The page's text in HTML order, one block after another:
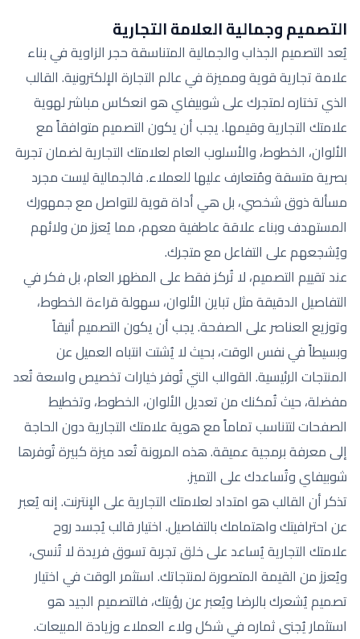
التصميم وجمالية العلامة التجارية
يُعد التصميم الجذاب والجمالية المتناسقة حجر الزاوية في بناء
علامة تجارية قوية ومميزة في عالم التجارة الإلكترونية. القالب
الذي تختاره لمتجرك على شوبيفاي هو انعكاس مباشر لهوية
علامتك التجارية وقيمها. يجب أن يكون التصميم متوافقاً مع
الألوان، الخطوط، والأسلوب العام لعلامتك التجارية لضمان تجربة
بصرية متسقة ومُتعارف عليها للعملاء. فالجمالية ليست مجرد
مسألة ذوق شخصي، بل هي أداة قوية للتواصل مع جمهورك
المستهدف وبناء علاقة عاطفية معهم، مما يُعزز من ولائهم
ويُشجعهم على التفاعل مع متجرك.
عند تقييم التصميم، لا تُركز فقط على المظهر العام، بل فكر في
التفاصيل الدقيقة مثل تباين الألوان، سهولة قراءة الخطوط،
وتوزيع العناصر على الصفحة. يجب أن يكون التصميم أنيقاً
وبسيطاً في نفس الوقت، بحيث لا يُشتت انتباه العميل عن
المنتجات الرئيسية. القوالب التي تُوفر خيارات تخصيص واسعة تُعد
مفضلة، حيث تُمكنك من تعديل الألوان، الخطوط، وتخطيط
الصفحات لتتناسب تماماً مع هوية علامتك التجارية دون الحاجة
إلى معرفة برمجية عميقة. هذه المرونة تُعد ميزة كبيرة تُوفرها
شوبيفاي وتُساعدك على التميز.
تذكر أن القالب هو امتداد لعلامتك التجارية على الإنترنت. إنه يُعبر
عن احترافيتك واهتمامك بالتفاصيل. اختيار قالب يُجسد روح
علامتك التجارية يُساعد على خلق تجربة تسوق فريدة لا تُنسى،
ويُعزز من القيمة المتصورة لمنتجاتك. استثمر الوقت في اختيار
تصميم يُشعرك بالرضا ويُعبر عن رؤيتك، فالتصميم الجيد هو
استثمار يُجنى ثماره في شكل ولاء العملاء وزيادة المبيعات.